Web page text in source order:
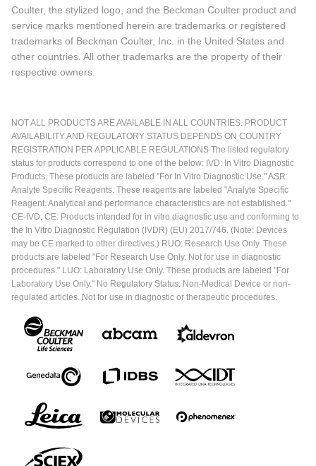
Coulter, the stylized logo, and the Beckman Coulter product and
service marks mentioned herein are trademarks or registered
trademarks of Beckman Coulter, Inc. in the United States and
other countries. All other trademarks are the property of their
respective owners.
NOT ALL PRODUCTS ARE AVAILABLE IN ALL COUNTRIES. PRODUCT
AVAILABILITY AND REGULATORY STATUS DEPENDS ON COUNTRY
REGISTRATION PER APPLICABLE REGULATIONS The listed regulatory
status for products correspond to one of the below: IVD: In Vitro Diagnostic
Products. These products are labeled "For In Vitro Diagnostic Use." ASR:
Analyte Specific Reagents. These reagents are labeled "Analyte Specific
Reagent. Analytical and performance characteristics are not established."
CE-IVD, CE: Products intended for in vitro diagnostic use and conforming to
the In Vitro Diagnostic Regulation (IVDR) (EU) 2017/746. (Note: Devices
may be CE marked to other directives.) RUO: Research Use Only. These
products are labeled "For Research Use Only. Not for use in diagnostic
procedures." LUO: Laboratory Use Only. These products are labeled "For
Laboratory Use Only." No Regulatory Status: Non-Medical Device or non-
regulated articles. Not for use in diagnostic or therapeutic procedures.